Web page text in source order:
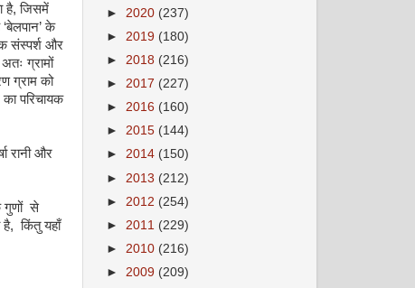
है, जिसमें
के
संस्पर्श और
ग्रामों
ग्राम को
परिचायक
रानी और
गुणों से
है, किंतु यहाँ
► 2020 (237)
► 2019 (180)
► 2018 (216)
► 2017 (227)
► 2016 (160)
► 2015 (144)
► 2014 (150)
► 2013 (212)
► 2012 (254)
► 2011 (229)
► 2010 (216)
► 2009 (209)